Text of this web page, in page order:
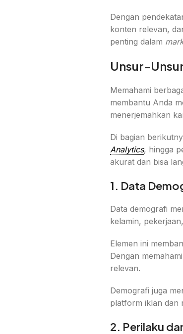
Dengan
konten relevan,
penting dalam
Unsur-
Memahami
membantu Anda
menerjemahkan
Di bagian
Analytics, hingga
akurat dan bisa
1. Data
Data demografi
kelamin,
Elemen ini
Dengan memahami
relevan.
Demografi juga
platform iklan dan
2. Perilaku